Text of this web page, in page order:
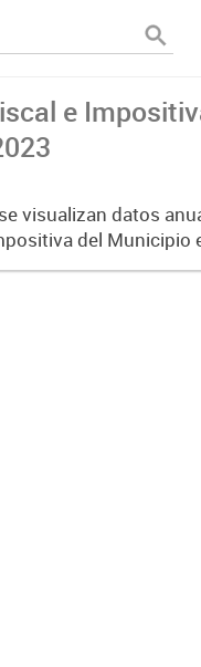
e
visualizan datos
del Municipio